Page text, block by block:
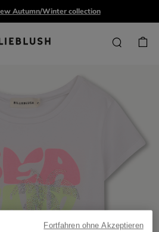
Autumn/Winter collection
Fortfahren ohne Akzeptieren